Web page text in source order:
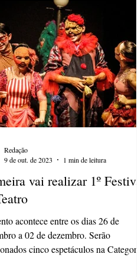
vai realizar 1º Festival
acontece entre os dias 26 de
a 02 de dezembro. Serão
cinco espetáculos na Categoria
Redação
9 de out. de 2023
1 min de leitura